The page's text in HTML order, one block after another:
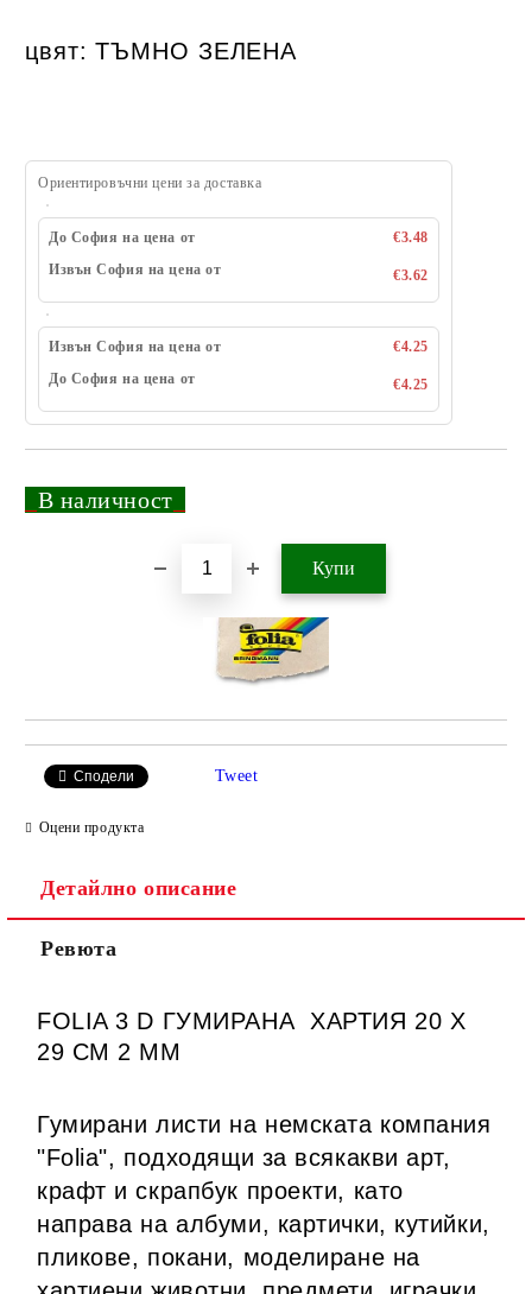
цвят: ТЪМНО ЗЕЛЕНА
Ориентировъчни цени за доставка
До София на цена от
€3.48
Извън София на цена от
€3.62
Извън София на цена от
€4.25
До София на цена от
€4.25
В наличност
Сподели Tweet
Оцени продукта
Детайлно описание
Ревюта
FOLIA 3 D ГУМИРАНА ХАРТИЯ 20 Х
29 СМ 2 ММ
Гумирани листи на немската компания
"Folia", подходящи за всякакви арт,
крафт и скрапбук проекти, като
направа на албуми, картички, кутийки,
пликове, покани, моделиране на